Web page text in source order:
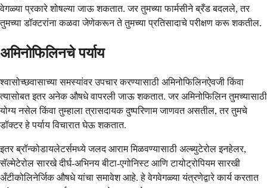
वेगळ्या प्रकारे शोषल्या जाऊ शकतात. जर तुमच्या फार्मसीने ब्रँड बदलले, तर
तुमच्या डॉक्टरांना कळवा जेणेकरून ते तुमच्या प्रतिसादाचे परीक्षण करू शकतील.
अमिनोफिलिनचे पर्याय
श्वासोच्छवासाच्या समस्यांवर उपचार करण्यासाठी अमिनोफिलिनऐवजी किंवा
त्यासोबत इतर अनेक औषधे वापरली जाऊ शकतात. जर अमिनोफिलिन तुमच्यासाठी
योग्य नसेल किंवा तुम्हाला त्रासदायक दुष्परिणाम जाणवत असतील, तर तुमचे
डॉक्टर हे पर्याय विचारात घेऊ शकतात.
इतर ब्रॉन्कोडायलेटर्समध्ये जलद आराम मिळवण्यासाठी अल्ब्युटेरोल इनहेलर,
सॅल्मेटेरोल सारखे दीर्घ-अभिनय बीटा-एगोनिस्ट आणि टायोट्रोपियम सारखी
अँटीकोलिनेर्जिक औषधे यांचा समावेश आहे. हे वेगवेगळ्या यंत्रणेद्वारे कार्य करतात